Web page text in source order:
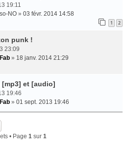
19:11
NO » 03 févr. 2014 14:58
1 2
punk !
23:09
» 18 janv. 2014 21:29
[mp3] et [audio]
19:46
» 01 sept. 2013 19:46
• Page 1 sur 1